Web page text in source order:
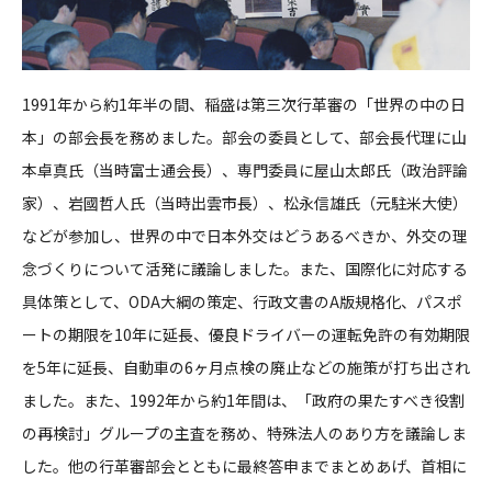
1991年から約1年半の間、稲盛は第三次行革審の「世界の中の日
本」の部会長を務めました。部会の委員として、部会長代理に山
本卓真氏（当時富士通会長）、専門委員に屋山太郎氏（政治評論
家）、岩國哲人氏（当時出雲市長）、松永信雄氏（元駐米大使）
などが参加し、世界の中で日本外交はどうあるべきか、外交の理
念づくりについて活発に議論しました。また、国際化に対応する
具体策として、ODA大綱の策定、行政文書のA版規格化、パスポ
ートの期限を10年に延長、優良ドライバーの運転免許の有効期限
を5年に延長、自動車の6ヶ月点検の廃止などの施策が打ち出され
ました。また、1992年から約1年間は、「政府の果たすべき役割
の再検討」グループの主査を務め、特殊法人のあり方を議論しま
した。他の行革審部会とともに最終答申までまとめあげ、首相に